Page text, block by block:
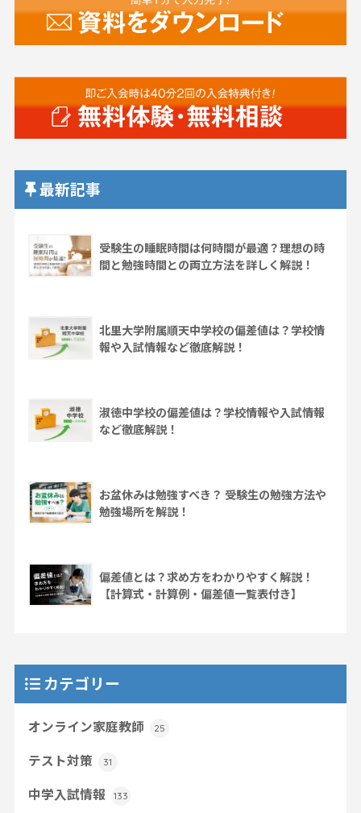
最新記事
受験生の睡眠時間は何時間が最適？理想の時
間と勉強時間との両立方法を詳しく解説！
北里大学附属順天中学校の偏差値は？学校情
報や入試情報など徹底解説！
淑徳中学校の偏差値は？学校情報や入試情報
など徹底解説！
お盆休みは勉強すべき？ 受験生の勉強方法や
勉強場所を解説！
偏差値とは？求め方をわかりやすく解説！
【計算式・計算例・偏差値一覧表付き】
カテゴリー
オンライン家庭教師 25
テスト対策 31
中学入試情報 133